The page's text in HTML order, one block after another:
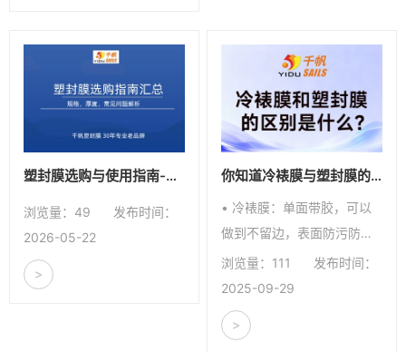
塑封膜选购与使用指南-从厚度、温度到故障排查，一篇搞定
浏览量：49
发布时间：
2026-05-22
>
你知道冷裱膜与塑封膜的区别吗？
• 冷裱膜：单面带胶，可以
做到不留边，表面防污防潮
防水，如不留边户外使用要
注意。 • 塑封膜：双面全包
裹，防水、防潮、防褪色，
保存时间更久，
浏览量：111
发布时间：
2025-09-29
>